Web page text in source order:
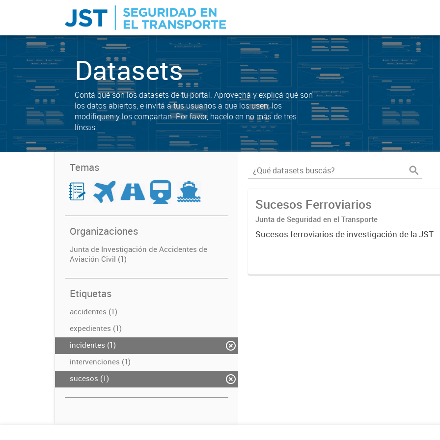
Datasets
Contá qué son los datasets de tu portal. Aprovechá y explicá qué son
los datos abiertos, e invitá a tus usuarios a que los usen, los
modifiquen y los compartan. Por favor, hacelo en no más de tres
líneas.
Temas
Organizaciones
Junta de Investigación de Accidentes de
Aviación Civil (1)
Etiquetas
accidentes (1)
expedientes (1)
incidentes (1)
intervenciones (1)
sucesos (1)
Sucesos Ferroviarios
Junta de Seguridad en el Transporte
Sucesos ferroviarios de investigación de la JST